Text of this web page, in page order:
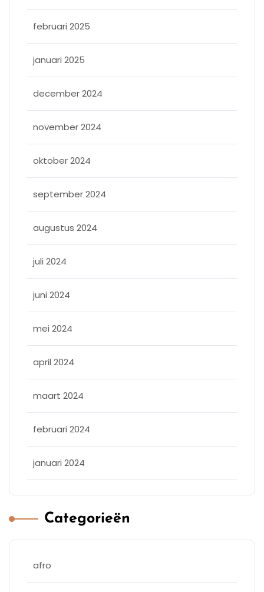
februari 2025
januari 2025
december 2024
november 2024
oktober 2024
september 2024
augustus 2024
juli 2024
juni 2024
mei 2024
april 2024
maart 2024
februari 2024
januari 2024
Categorieën
afro